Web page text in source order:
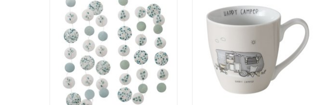
TOEVOEGEN AAN WINKELWAGEN
'Happy camper'. Vaatwasser en magnetron
bestendig, inhoud van 480 ml.
TOEVOEGEN AAN WINKELWAGEN